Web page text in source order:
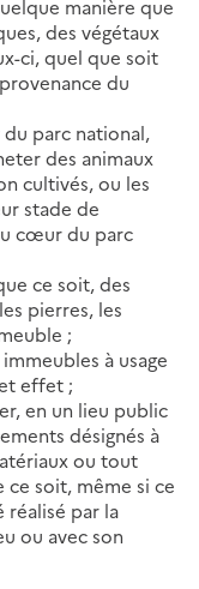
manière que
des végétaux
ci, quel que soit
du
parc national,
des animaux
cultivés, ou les
stade de
cœur du parc
ce soit, des
pierres, les
;
à usage
effet ;
en un lieu public
désignés à
ou tout
soit, même si ce
par la
ou avec son